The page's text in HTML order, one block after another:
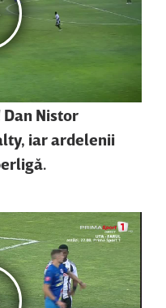
Dan Nistor
iar ardelenii